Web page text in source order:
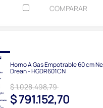
COMPARAR
Horno A Gas Empotrable 60 cm
Drean - HGDR601CN
$ 1.028.498,79
$ 791.152,70